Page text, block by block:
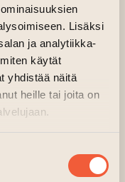
Lisäksi
ja analytiikka-
käytät
yhdistää näitä
heille tai joita on
yhteistyössä
-
tuetaan